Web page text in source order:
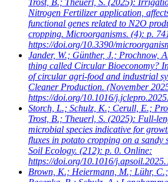
Nitrogen Fertilizer application,
functional genes related to N2O
cropping. Microorganisms. (4): p.
https://doi.org/10.3390/
Jander, W.; Günther, J.; Prochnow,
thing called Circular Bioeconomy?
of circular agri-food and industrial
Cleaner Production. (November
https://doi.org/10.1016/
Storch, L.; Schulz, K.; Cerull, E.;
Trost, B.; Theuerl, S. (2025): Full-
microbial species indicative for
fluxes in potato cropping on a
Soil Ecology. (212): p. 0. Online:
https://doi.org/10.1016/
Brown, K.; Heiermann, M.; Lühr,